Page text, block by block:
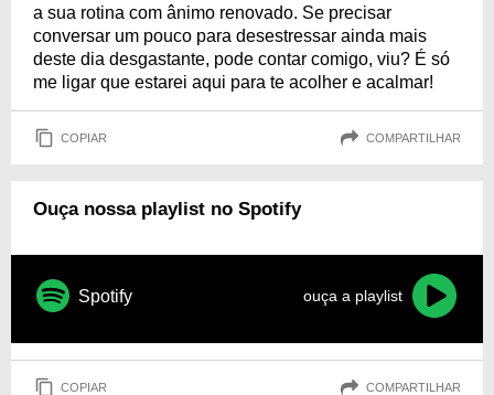
a sua rotina com ânimo renovado. Se precisar
conversar um pouco para desestressar ainda mais
deste dia desgastante, pode contar comigo, viu? É só
me ligar que estarei aqui para te acolher e acalmar!
COPIAR COMPARTILHAR
Ouça nossa playlist no Spotify
Spotify ouça a playlist
COPIAR COMPARTILHAR